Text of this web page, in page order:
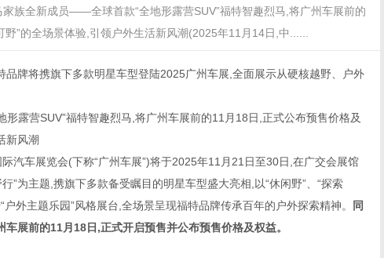
族全新成员——全球首款“全地形露营SUV”福特智趣烈马,将广州车展前的
”的全场景体验,引领户外生活新风潮(2025年11月14日,中......
牌将携旗下多款明星车型登陆2025广州车展,全面展示从硬核越野、户外
露营SUV”福特智趣烈马,将广州车展前的11月18日,正式公布预售价格及
新风潮
汽车展览会(下称“广州车展”)将于2025年11月21日至30日,在广交会展馆
”为主题,携旗下多款备受瞩目的明星车型盛大亮相,以“休闲野”、“探索
户外主题乐园”风格展台,全场景呈现福特品牌传承百年的户外探索精神。
同
车展前的11月18日,正式开启预售并公布预售价格及权益。